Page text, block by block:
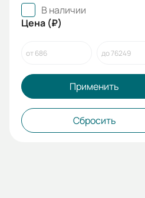
В наличии
Цена (₽)
Применить
Сбросить